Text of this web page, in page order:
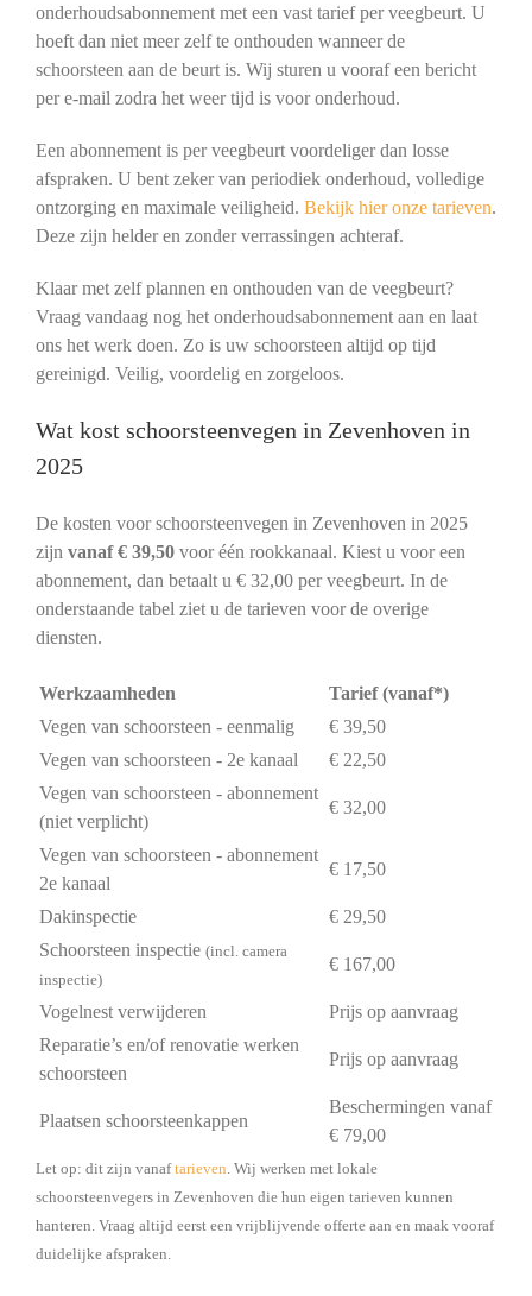
onderhoudsabonnement met een vast tarief per veegbeurt. U
hoeft dan niet meer zelf te onthouden wanneer de
schoorsteen aan de beurt is. Wij sturen u vooraf een bericht
per e-mail zodra het weer tijd is voor onderhoud.
Een abonnement is per veegbeurt voordeliger dan losse
afspraken. U bent zeker van periodiek onderhoud, volledige
ontzorging en maximale veiligheid. Bekijk hier onze tarieven.
Deze zijn helder en zonder verrassingen achteraf.
Klaar met zelf plannen en onthouden van de veegbeurt?
Vraag vandaag nog het onderhoudsabonnement aan en laat
ons het werk doen. Zo is uw schoorsteen altijd op tijd
gereinigd. Veilig, voordelig en zorgeloos.
Wat kost schoorsteenvegen in Zevenhoven in
2025
De kosten voor schoorsteenvegen in Zevenhoven in 2025
zijn vanaf € 39,50voor één rookkanaal. Kiest u voor een
abonnement, dan betaalt u € 32,00 per veegbeurt. In de
onderstaande tabel ziet u de tarieven voor de overige
diensten.
Werkzaamheden
Tarief (vanaf*)
Vegen van schoorsteen - eenmalig
€ 39,50
Vegen van schoorsteen - 2e kanaal
€ 22,50
Vegen van schoorsteen - abonnement
(niet verplicht)
€ 32,00
Vegen van schoorsteen - abonnement
2e kanaal
€ 17,50
Dakinspectie
€ 29,50
Schoorsteen inspectie (incl. camera
inspectie)
€ 167,00
Vogelnest verwijderen
Prijs op aanvraag
Reparatie’s en/of renovatie werken
schoorsteen
Prijs op aanvraag
Plaatsen schoorsteenkappen
Beschermingen vanaf
€ 79,00
Let op: dit zijn vanaftarieven . Wij werken met lokale
schoorsteenvegers in Zevenhoven die hun eigen tarieven kunnen
hanteren. Vraag altijd eerst een vrijblijvende offerte aan en maak vooraf
duidelijke afspraken.